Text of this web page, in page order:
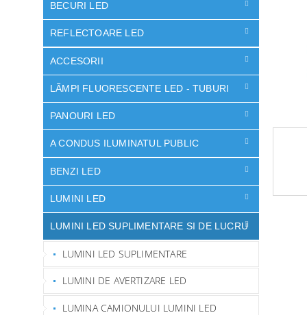
BECURI LED
REFLECTOARE LED
ACCESORII
LÃMPI FLUORESCENTE LED - TUBURI
PANOURI LED
A CONDUS ILUMINATUL PUBLIC
BENZI LED
LUMINI LED
LUMINI LED SUPLIMENTARE SI DE LUCRU
LUMINI LED SUPLIMENTARE
LUMINI DE AVERTIZARE LED
LUMINA CAMIONULUI LUMINI LED